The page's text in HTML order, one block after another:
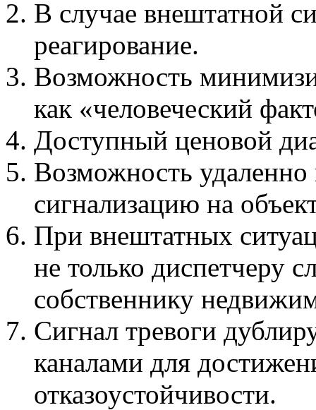
В случае внештатной
реагирование.
Возможность
как «человеческий
Доступный ценовой
Возможность удаленно
сигнализацию на
При внештатных
не только диспетчеру
собственнику
Сигнал тревоги
каналами для
отказоустойчивости.